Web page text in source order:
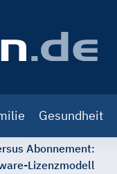
Gesundheit
Abonnement:
Lizenzmodell